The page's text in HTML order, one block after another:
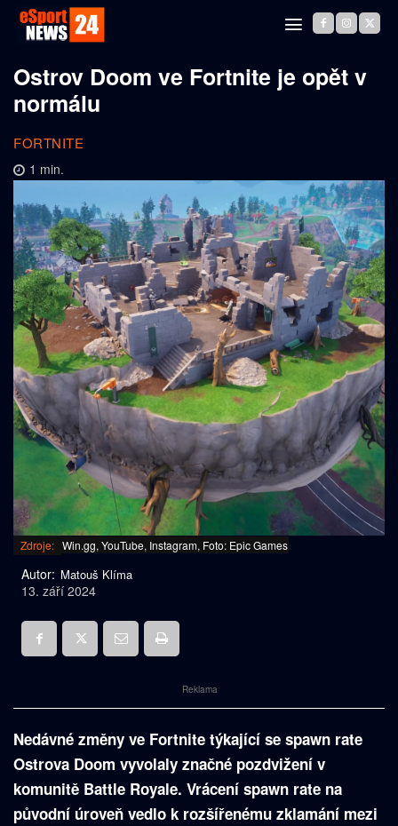
Ostrov Doom ve Fortnite je opět v
normálu
FORTNITE
1 min.
Zdroje: Win.gg, YouTube, Instagram, Foto: Epic Games
Autor: Matouš Klíma
13. září 2024
Reklama
Nedávné změny ve Fortnite týkající se spawn rate
Ostrova Doom vyvolaly značné pozdvižení v
komunitě Battle Royale. Vrácení spawn rate na
původní úroveň vedlo k rozšířenému zklamání mezi